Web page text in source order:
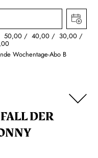
50,00 40,00 30,00
Wochentage-Abo B
DER